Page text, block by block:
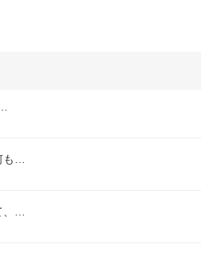
…
…